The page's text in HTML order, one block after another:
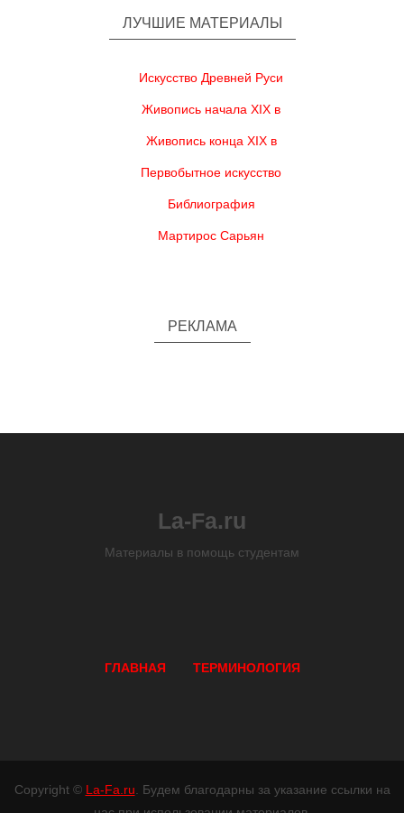
ЛУЧШИЕ МАТЕРИАЛЫ
Искусство Древней Руси
Живопись начала XIX в
Живопись конца XIX в
Первобытное искусство
Библиография
Мартирос Сарьян
РЕКЛАМА
La-Fa.ru
Материалы в помощь студентам
ГЛАВНАЯ ТЕРМИНОЛОГИЯ
Copyright © La-Fa.ru . Будем благодарны за указание ссылки на